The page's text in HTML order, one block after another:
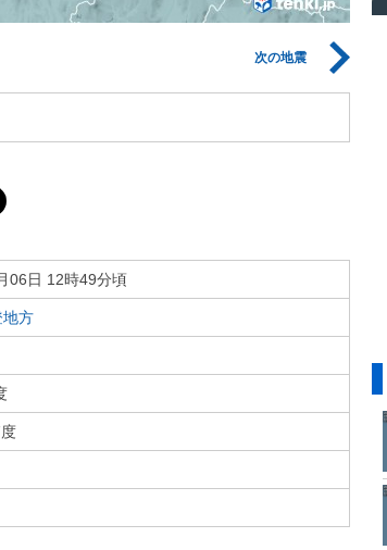
次の地震
06日 12時49分頃
地方